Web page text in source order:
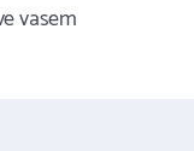
vasem